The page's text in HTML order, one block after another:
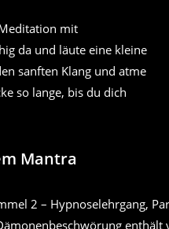
mit
da und läute eine kleine
sanften Klang und atme
so lange, bis du dich
Mantra